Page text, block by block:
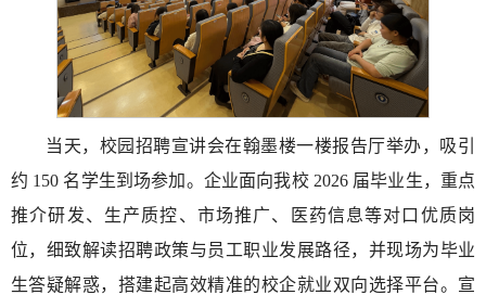
当天，校园招聘宣讲会在翰墨楼一楼报告厅举办，吸引
约 150 名学生到场参加。企业面向我校 2026 届毕业生，重点
推介研发、生产质控、市场推广、医药信息等对口优质岗
位，细致解读招聘政策与员工职业发展路径，并现场为毕业
生答疑解惑，搭建起高效精准的校企就业双向选择平台。宣